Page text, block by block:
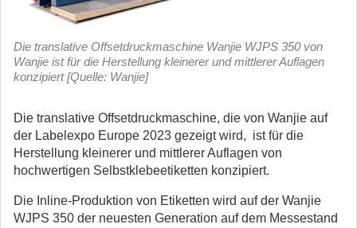
Die translative Offsetdruckmaschine Wanjie WJPS 350 von
Wanjie ist für die Herstellung kleinerer und mittlerer Auflagen
konzipiert [Quelle: Wanjie]
Die translative Offsetdruckmaschine, die von Wanjie auf
der Labelexpo Europe 2023 gezeigt wird, ist für die
Herstellung kleinerer und mittlerer Auflagen von
hochwertigen Selbstklebeetiketten konzipiert.
Die Inline-Produktion von Etiketten wird auf der Wanjie
WJPS 350 der neuesten Generation auf dem Messestand